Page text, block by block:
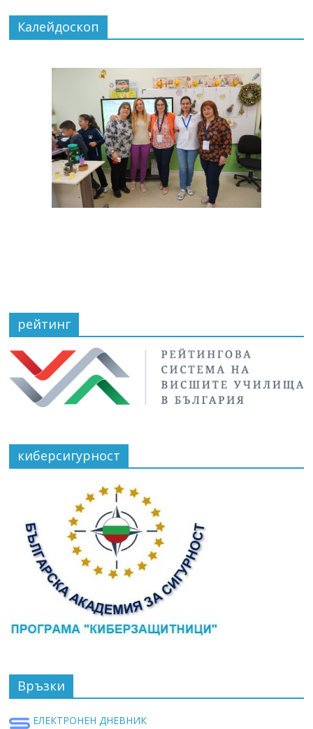
Калейдоскоп
рейтинг
киберсигурност
Връзки
ЕЛЕКТРОНЕН ДНЕВНИК